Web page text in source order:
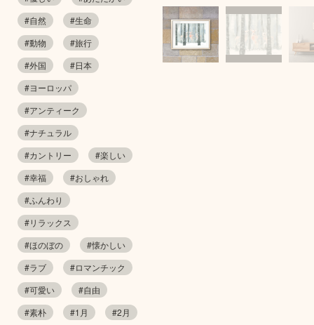
#自然
#生命
#動物
#旅行
#外国
#日本
#ヨーロッパ
#アンティーク
#ナチュラル
#カントリー
#楽しい
#幸福
#おしゃれ
#ふんわり
#リラックス
#ほのぼの
#懐かしい
#ラブ
#ロマンチック
#可愛い
#自由
#素朴
#1月
#2月